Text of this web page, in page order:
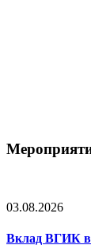
03.08.2026
Вклад ВГИК в